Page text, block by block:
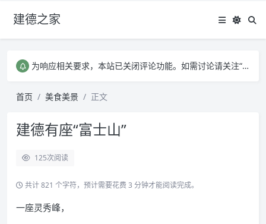
建德之家
为响应相关要求，本站已关闭评论功能。如需讨论请关注“建德之家”公众号，谢谢。
为响应相关要求，本站已关闭评论功能。如需讨论请关注“建德之家”公众号，谢谢。
首页 美食美景 正文
建德有座“富士山”
125次阅读
共计 821 个字符，预计需要花费 3 分钟才能阅读完成。
一座灵秀峰，